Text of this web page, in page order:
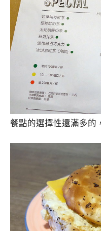
餐點的選擇性還滿多的